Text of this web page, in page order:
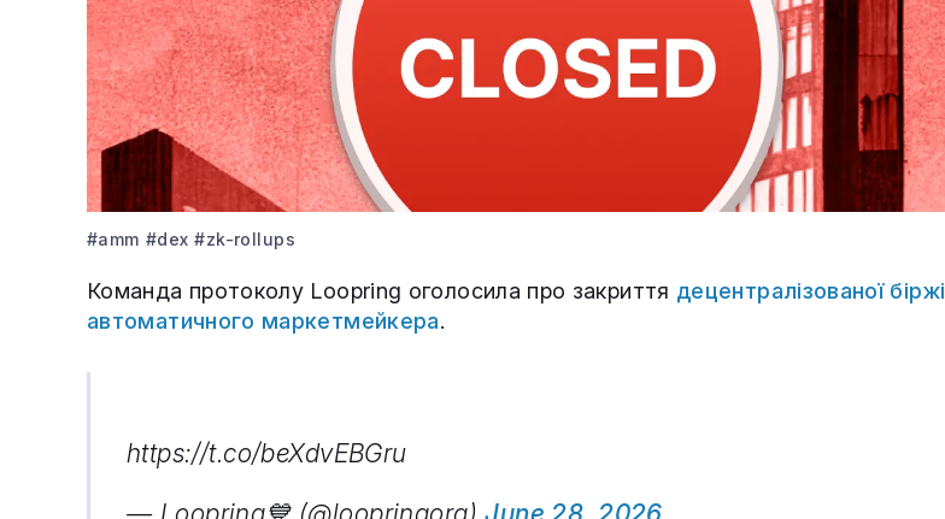
#amm #dex #zk-rollups
Команда протоколу Loopring оголосила про закриття децентралізованої біржі
автоматичного маркетмейкера.
https://t.co/beXdvEBGru